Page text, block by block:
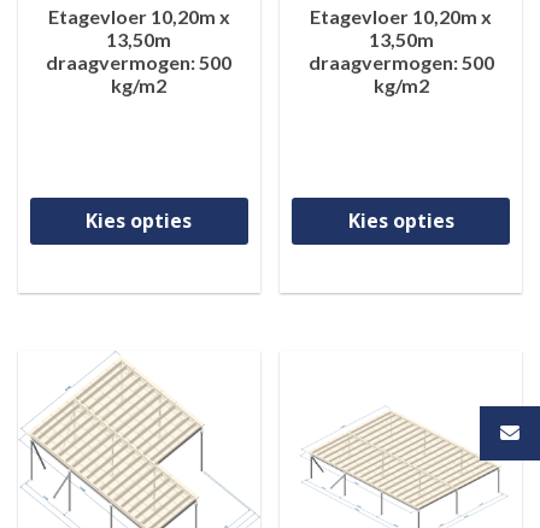
Etagevloer 10,20m x
13,50m
draagvermogen: 500
kg/m2
Kies opties
Dit product heeft meerdere
Etagevloer 10,20m x
13,50m
draagvermogen: 500
kg/m2
Kies opties